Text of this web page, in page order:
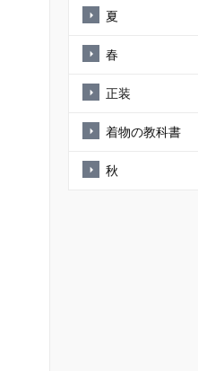
夏
春
正装
着物の教科書
秋